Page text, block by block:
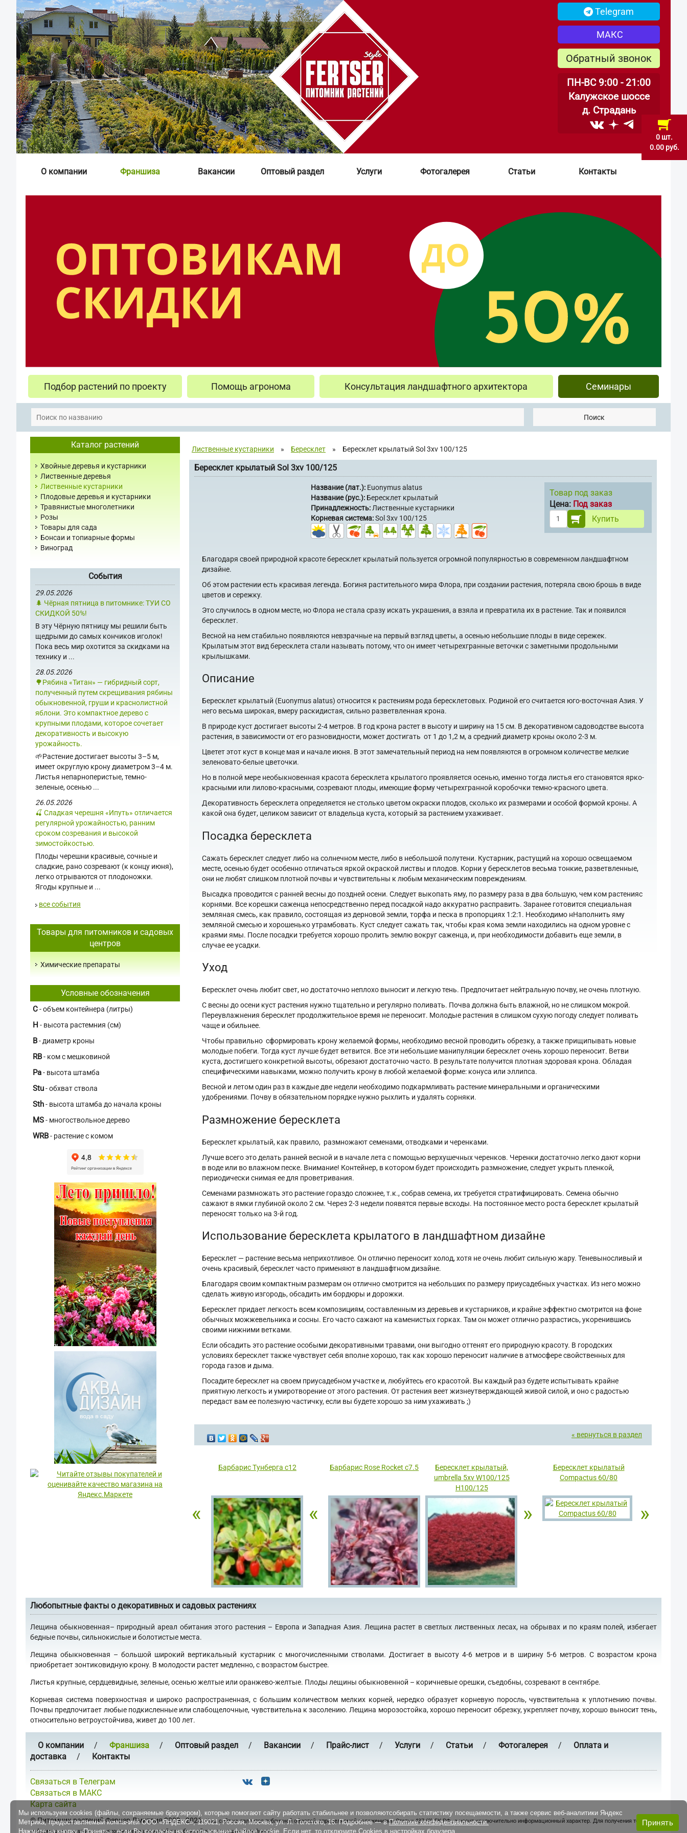
0 шт.
0.00 руб.
Telegram
МАКС
Обратный звонок
ПН-ВС 9:00 - 21:00
Калужское шоссе
д. Страдань
О компании Франшиза Вакансии Оптовый раздел Услуги Фотогалерея Статьи Контакты
Подбор растений по проекту Помощь агронома Консультация ландшафтного архитектора Семинары
Поиск
Каталог растений
Хвойные деревья и кустарники
Лиственные деревья
Лиственные кустарники
Плодовые деревья и кустарники
Травянистые многолетники
Розы
Товары для сада
Бонсаи и топиарные формы
Виноград
События
29.05.2026
🌲 Чёрная пятница в питомнике: ТУИ СО
СКИДКОЙ 50%!
В эту Чёрную пятницу мы решили быть
щедрыми до самых кончиков иголок!
Пока весь мир охотится за скидками на
технику и ...
28.05.2026
🌳Рябина «Титан» — гибридный сорт,
полученный путем скрещивания рябины
обыкновенной, груши и краснолистной
яблони. Это компактное дерево с
крупными плодами, которое сочетает
декоративность и высокую
урожайность.
🌱Растение достигает высоты 3–5 м,
имеет округлую крону диаметром 3–4 м.
Листья непарноперистые, темно-
зеленые, осенью ...
26.05.2026
🍒 Сладкая черешня «Ипуть» отличается
регулярной урожайностью, ранним
сроком созревания и высокой
зимостойкостью.
Плоды черешни красивые, сочные и
сладкие, рано созревают (к концу июня),
легко отрываются от плодоножки.
Ягоды крупные и ...
все события
Товары для питомников и садовых
центров
Химические препараты
Условные обозначения
C- объем контейнера (литры)
H - высота растемния (см)
В- диаметр кроны
RB- ком с мешковиной
Pa- высота штамба
Stu- обхват ствола
Sth- высота штамба до начала кроны
MS- многоствольное дерево
WRB- растение с комом
Лиственные кустарники » Бересклет » Бересклет крылатый Sol 3xv 100/125
Бересклет крылатый Sol 3xv 100/125
Название (лат.): Euonymus alatus
Название (рус.): Бересклет крылатый
Принадлежность: Лиственные кустарники
Корневая система:Sol 3xv 100/125
Товар под заказ
Цена: Под заказ
Купить
Благодаря своей природной красоте бересклет крылатый пользуется огромной популярностью в современном ландшафтном
дизайне.
Об этом растении есть красивая легенда. Богиня растительного мира Флора, при создании растения, потеряла свою брошь в виде
цветов и сережку.
Это случилось в одном месте, но Флора не стала сразу искать украшения, а взяла и превратила их в растение. Так и появился
бересклет.
Весной на нем стабильно появляются невзрачные на первый взгляд цветы, а осенью небольшие плоды в виде сережек.
Крылатым этот вид бересклета стали называть потому, что он имеет четырехгранные веточки с заметными продольными
крылышками.
Описание
Бересклет крылатый (Euonymus alatus) относится к растениям рода бересклетовых. Родиной его считается юго-восточная Азия. У
него весьма широкая, вмеру раскидистая, сильно разветвленная крона.
В природе куст достигает высоты 2-4 метров. В год крона растет в высоту и ширину на 15 см. В декоративном садоводстве высота
растения, в зависимости от его разновидности, может достигать от 1 до 1,2 м, а средний диаметр кроны около 2-3 м.
Цветет этот куст в конце мая и начале июня. В этот замечательный период на нем появляются в огромном количестве мелкие
зеленовато-белые цветочки.
Но в полной мере необыкновенная красота бересклета крылатого проявляется осенью, именно тогда листья его становятся ярко-
красными или лилово-красными, созревают плоды, имеющие форму четырехгранной коробочки темно-красного цвета.
Декоративность бересклета определяется не столько цветом окраски плодов, сколько их размерами и особой формой кроны. А
какой она будет, целиком зависит от владельца куста, который за растением ухаживает.
Посадка бересклета
Сажать бересклет следует либо на солнечном месте, либо в небольшой полутени. Кустарник, растущий на хорошо освещаемом
месте, осенью будет особенно отличаться яркой окраской листвы и плодов. Корни у бересклетов весьма тонкие, разветвленные,
они не любят слишком плотной почвы и чувствительны к любым механическим повреждениям.
Высадка проводится с ранней весны до поздней осени. Следует выкопать яму, по размеру раза в два большую, чем ком растенияс
корнями. Все корешки саженца непосредственно перед посадкой надо аккуратно расправить. Заранее готовится специальная
земляная смесь, как правило, состоящая из дерновой земли, торфа и песка в пропорциях 1:2:1. Необходимо нНаполнить яму
земляной смесью и хорошенько утрамбовать. Куст следует сажать так, чтобы края кома земли находились на одном уровне с
краями ямы. После посадки требуется хорошо пролить землю вокруг саженца, и, при необходимости добавить еще земли, в
случае ее усадки.
Уход
Бересклет очень любит свет, но достаточно неплохо выносит и легкую тень. Предпочитает нейтральную почву, не очень плотную.
С весны до осени куст растения нужно тщательно и регулярно поливать. Почва должна быть влажной, но не слишком мокрой.
Переувлажнения бересклет продолжительное время не переносит. Молодые растения в слишком сухую погоду следует поливать
чаще и обильнее.
Чтобы правильно сформировать крону желаемой формы, необходимо весной проводить обрезку, а также прищипывать новые
молодые побеги. Тогда куст лучше будет ветвится. Все эти небольшие манипуляции бересклет очень хорошо переносит. Ветви
куста, достигшего конкретной высоты, обрезают достаточно часто. В результате получится плотная здоровая крона. Обладая
специфическими навыками, можно получить крону в любой желаемой форме: конуса или эллипса.
Весной и летом один раз в каждые две недели необходимо подкармливать растение минеральными и органическими
удобрениями. Почву в обязательном порядке нужно рыхлить и удалять сорняки.
Размножение бересклета
Бересклет крылатый, как правило, размножают семенами, отводками и черенками.
Лучше всего это делать ранней весной и в начале лета с помощью верхушечных черенков. Черенки достаточно легко дают корни
в воде или во влажном песке. Внимание! Контейнер, в котором будет происходить размножение, следует укрыть пленкой,
периодически снимая ее для проветривания.
Семенами размножать это растение гораздо сложнее, т.к., собрав семена, их требуется стратифицировать. Семена обычно
сажают в ямки глубиной около 2 см. Через 2-3 недели появятся первые всходы. На постоянное место роста бересклет крылатый
переносят только на 3-й год.
Использование бересклета крылатого в ландшафтном дизайне
Бересклет — растение весьма неприхотливое. Он отлично переносит холод, хотя не очень любит сильную жару. Теневыносливый и
очень красивый, бересклет часто применяют в ландшафтном дизайне.
Благодаря своим компактным размерам он отлично смотрится на небольших по размеру приусадебных участках. Из него можно
сделать живую изгородь, обсадить им бордюры и дорожки.
Бересклет придает легкость всем композициям, составленным из деревьев и кустарников, и крайне эффектно смотрится на фоне
обычных можжевельника и сосны. Его часто сажают на каменистых горках. Там он может отлично разрастись, укоренившись
своими нижними ветками.
Если обсадить это растение особыми декоративными травами, они выгодно оттенят его природную красоту. В городских
условиях бересклет также чувствует себя вполне хорошо, так как хорошо переносит наличие в атмосфере свойственных для
города газов и дыма.
Посадите бересклет на своем приусадебном участке и, любуйтесь его красотой. Вы каждый раз будете испытывать крайне
приятную легкость и умиротворение от этого растения. От растения веет жизнеутверждающей живой силой, и оно с радостью
передаст вам ее полезную частичку, если вы будете хорошо за ним ухаживать ;)
« вернуться в раздел
«
Барбарис Тунберга с12
«
Барбарис Rose Rocket с7.5
Бересклет крылатый,
umbrella 5xv W100/125
H100/125
»
Бересклет крылатый
Compactus 60/80
»
Любопытные факты о декоративных и садовых растениях
Лещина обыкновенная– природный ареал обитания этого растения – Европа и Западная Азия. Лещина растет в светлых лиственных лесах, на обрывах и по краям полей, избегает
бедные почвы, сильнокислые и болотистые места.
Лещина обыкновенная – большой широкий вертикальный кустарник с многочисленными стволами. Достигает в высоту 4-6 метров и в ширину 5-6 метров. С возрастом крона
приобретает зонтиковидную крону. В молодости растет медленно, с возрастом быстрее.
Листья крупные, сердцевидные, зеленые, осенью желтые или оранжево-желтые. Плоды лещины обыкновенной – коричневые орешки, съедобны, созревают в сентябре.
Корневая система поверхностная и широко распространенная, с большим количеством мелких корней, нередко образует корневую поросль, чувствительна к уплотнению почвы.
Почвы предпочитает любые подкисленные или слабощелочные, чувствительна к засолению. Лещина морозостойка, хорошо переносит обрезку, укрепляет почву, хорошо выносит тень,
относительно ветроустойчива, живет до 100 лет.
О компании / Франшиза / Оптовый раздел / Вакансии / Прайс-лист / Услуги / Статьи / Фотогалерея /
Оплата и
доставка
/ Контакты
Связаться в Телеграм
Связаться в МАКС
Карта сайта
©Питомник растений Ферцер Дмитрия2009 - 2026.Наш сайт не является публичной офертой, определяемой положениями Статьи 437 (2) ГК РФ., а носит исключительно информационный характер. Для получения точной
информации о наличии и стоимости товара, пожалуйста, обращайтесь по нашим телефонам.
Мы используем cookies (файлы, сохраняемые браузером), которые помогают сайту работать стабильнее и позволяютсобирать статистику посещаемости, а также сервис веб-аналитики Яндекс
Метрика, предоставляемый компанией ООО «ЯНДЕКС», 119021, Россия, Москва, ул. Л. Толстого, 16. Подробнее — вПолитике конфиденциальности.
Нажмите на кнопку «Принять», если Вы согласны на использование файлов cookie. Если нет, то отключите Cookies в настройках браузера
Принять